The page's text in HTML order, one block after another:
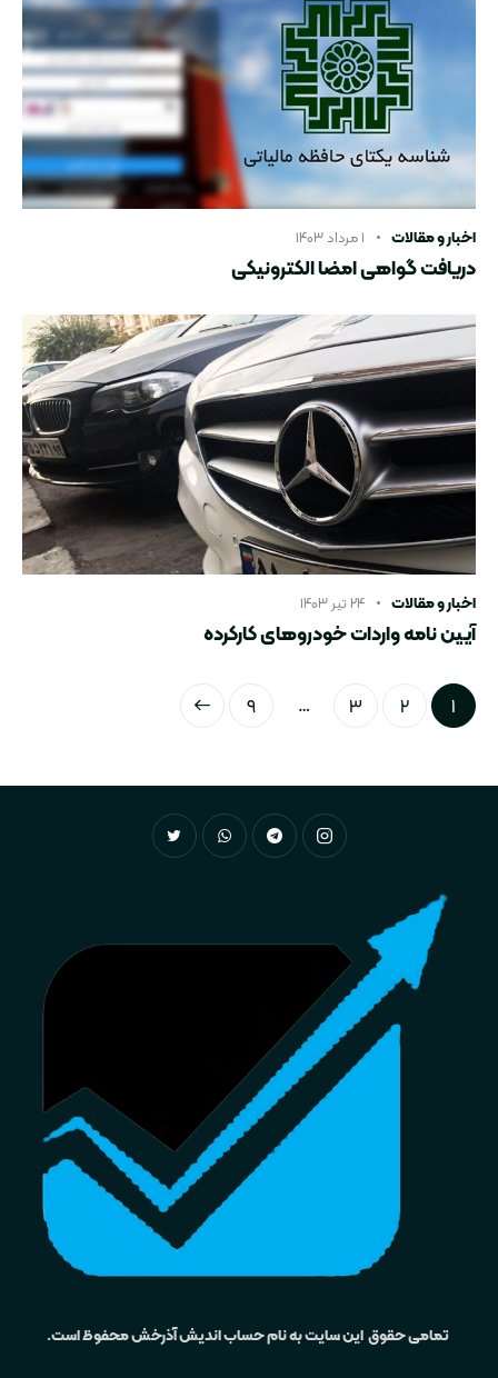
اخبار و مقالات ۱ مرداد ۱۴۰۳
دریافت گواهی امضا الکترونیکی
اخبار و مقالات ۲۴ تیر ۱۴۰۳
آیین نامه واردات خودروهای کارکرده
۱ ۲ ۳ … ۹ >
تمامی حقوق این سایت به نام حساب اندیش آذرخش محفوظ است.